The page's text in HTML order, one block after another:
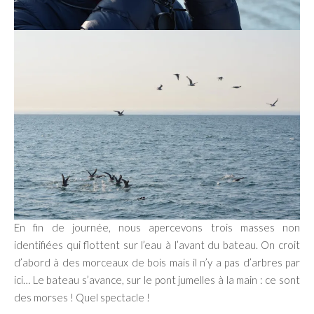
En fin de journée, nous apercevons trois masses non
identifiées qui flottent sur l’eau à l’avant du bateau. On croit
d’abord à des morceaux de bois mais il n’y a pas d’arbres par
ici… Le bateau s’avance, sur le pont jumelles à la main : ce sont
des morses ! Quel spectacle !